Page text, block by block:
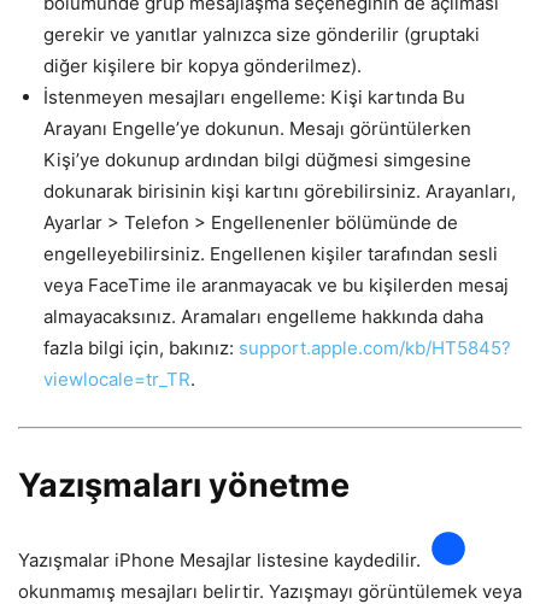
gerekir ve yanıtlar yalnızca size gönderilir (gruptaki
diğer kişilere bir kopya gönderilmez).
İstenmeyen mesajları engelleme: Kişi kartında Bu
Arayanı Engelle’ye dokunun. Mesajı görüntülerken
Kişi’ye dokunup ardından bilgi düğmesi simgesine
dokunarak birisinin kişi kartını görebilirsiniz. Arayanları,
Ayarlar > Telefon > Engellenenler bölümünde de
engelleyebilirsiniz. Engellenen kişiler tarafından sesli
veya FaceTime ile aranmayacak ve bu kişilerden mesaj
almayacaksınız. Aramaları engelleme hakkında daha
fazla bilgi için, bakınız: support.apple.com/kb/HT5845?
viewlocale=tr_TR.
Yazışmaları yönetme
Yazışmalar iPhone Mesajlar listesine kaydedilir.
okunmamış mesajları belirtir. Yazışmayı görüntülemek veya